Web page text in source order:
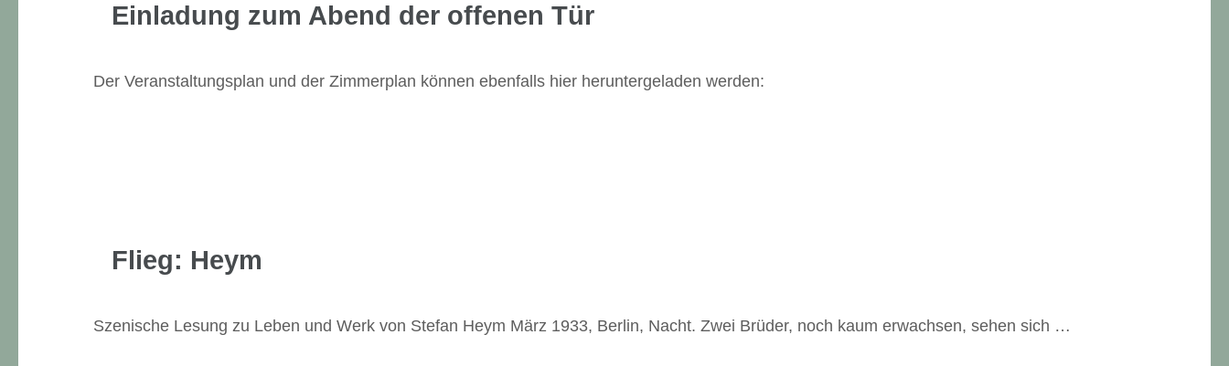
Einladung zum Abend der offenen Tür
Der Veranstaltungsplan und der Zimmerplan können ebenfalls hier heruntergeladen werden:
Flieg: Heym
Szenische Lesung zu Leben und Werk von Stefan Heym März 1933, Berlin, Nacht. Zwei Brüder, noch kaum erwachsen, sehen sich …